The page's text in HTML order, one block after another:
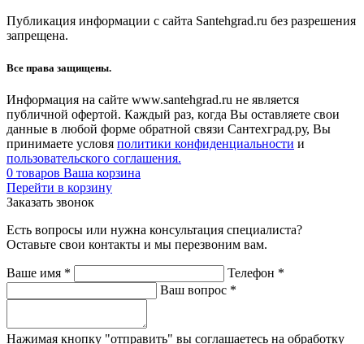
Публикация информации с сайта Santehgrad.ru без разрешения
запрещена.
Все права защищены.
Информация на сайте www.santehgrad.ru не является
публичной офертой. Каждый раз, когда Вы оставляете свои
данные в любой форме обратной связи Сантехград.ру, Вы
принимаете условя политики конфиденциальности и
пользовательского соглашения.
0 товаров Ваша корзина
Перейти в корзину
Заказать звонок
Есть вопросы или нужна консультация специалиста?
Оставьте свои контакты и мы перезвоним вам.
Ваше имя * Телефон *
Ваш вопрос *
Нажимая кнопку "отправить" вы соглашаетесь на обработку